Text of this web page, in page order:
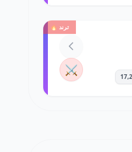
ترند 🔥
⚔️